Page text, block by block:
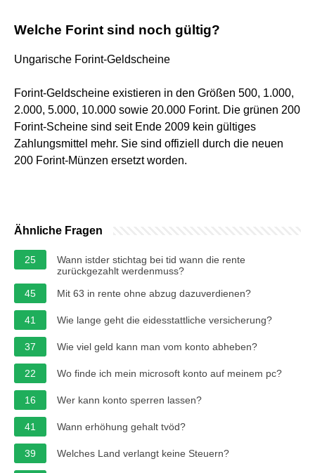
Welche Forint sind noch gültig?
Ungarische Forint-Geldscheine
Forint-Geldscheine existieren in den Größen 500, 1.000,
2.000, 5.000, 10.000 sowie 20.000 Forint. Die grünen 200
Forint-Scheine sind seit Ende 2009 kein gültiges
Zahlungsmittel mehr. Sie sind offiziell durch die neuen
200 Forint-Münzen ersetzt worden.
Ähnliche Fragen
25
Wann istder stichtag bei tid wann die rente
zurückgezahlt werdenmuss?
45
Mit 63 in rente ohne abzug dazuverdienen?
41 Wie lange geht die eidesstattliche versicherung?
37 Wie viel geld kann man vom konto abheben?
22 Wo finde ich mein microsoft konto auf meinem pc?
16 Wer kann konto sperren lassen?
41 Wann erhöhung gehalt tvöd?
39 Welches Land verlangt keine Steuern?